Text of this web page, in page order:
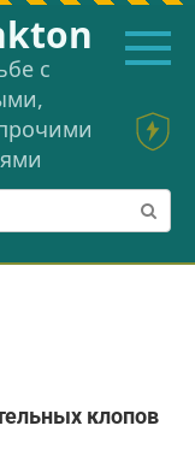
с
клопов